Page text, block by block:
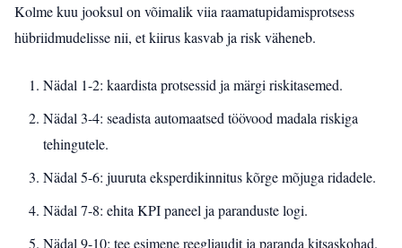
Kolme kuu jooksul on võimalik viia raamatupidamisprotsess
hübriidmudelisse nii, et kiirus kasvab ja risk väheneb.
Nädal 1-2: kaardista protsessid ja märgi riskitasemed.
Nädal 3-4: seadista automaatsed töövood madala riskiga
tehingutele.
Nädal 5-6: juuruta eksperdikinnitus kõrge mõjuga ridadele.
Nädal 7-8: ehita KPI paneel ja paranduste logi.
Nädal 9-10: tee esimene reegliaudit ja paranda kitsaskohad.